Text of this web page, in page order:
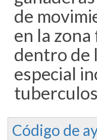
de
en la
dentro de
especial
Código de